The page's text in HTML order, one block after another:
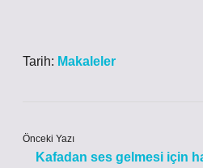
Tarih: Makaleler
Önceki Yazı
Kafadan ses gelmesi için